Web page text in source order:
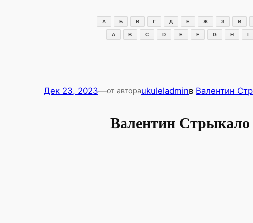
А Б В Г Д Е Ж З И
A B C D E F G H I
Дек 23, 2023—от автораukuleladminв Валентин
Валентин